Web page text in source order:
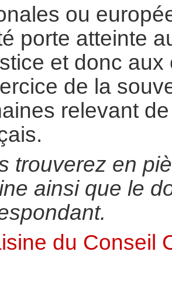
ou
porte atteinte
et donc
de la
relevant
trouverez en
ainsi que le
du Conseil